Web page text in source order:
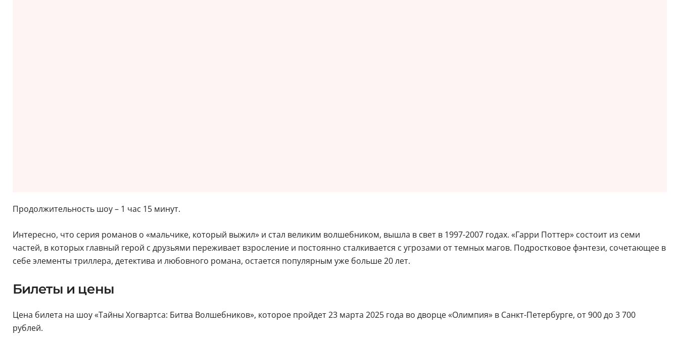
Продолжительность шоу – 1 час 15 минут.
Интересно, что серия романов о «мальчике, который выжил» и стал великим волшебником, вышла в свет в 1997-2007 годах. «Гарри Поттер» состоит из семи
частей, в которых главный герой с друзьями переживает взросление и постоянно сталкивается с угрозами от темных магов. Подростковое фэнтези, сочетающее в
себе элементы триллера, детектива и любовного романа, остается популярным уже больше 20 лет.
Билеты и цены
Цена билета на шоу «Тайны Хогвартса: Битва Волшебников», которое пройдет 23 марта 2025 года во дворце «Олимпия» в Санкт-Петербурге, от 900 до 3 700
рублей.